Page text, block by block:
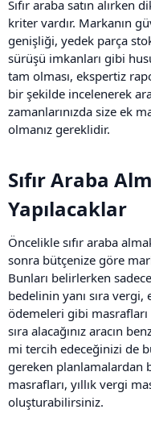
Sıfır araba satın alırken
kriter vardır. Markanın
genişliği, yedek parça
sürüşü imkanları gibi
tam olması, ekspertiz
bir şekilde incelenerek
zamanlarınızda size ek
olmanız gereklidir.
Sıfır Araba
Yapılacaklar​
Öncelikle sıfır araba
sonra bütçenize göre
Bunları belirlerken
bedelinin yanı sıra
ödemeleri gibi masrafları
sıra alacağınız aracın
mi tercih edeceğinizi de
gereken planlamalardan
masrafları, yıllık vergi
oluşturabilirsiniz.